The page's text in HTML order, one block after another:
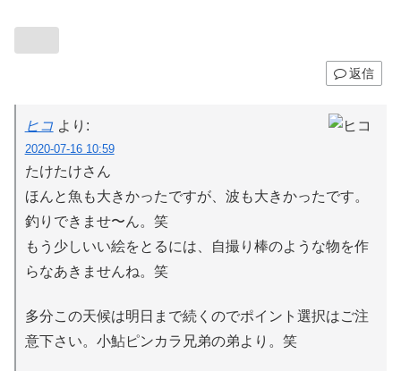
返信
ヒコ より:
2020-07-16 10:59
たけたけさん
ほんと魚も大きかったですが、波も大きかったです。
釣りできませ〜ん。笑
もう少しいい絵をとるには、自撮り棒のような物を作
らなあきませんね。笑
多分この天候は明日まで続くのでポイント選択はご注
意下さい。小鮎ピンカラ兄弟の弟より。笑